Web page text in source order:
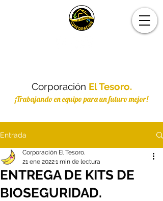
Corporación El Tesoro.
¡Trabajando en equipo para un futuro mejor!
Entrada
ENTREGA DE KITS DE
BIOSEGURIDAD.
Corporación El Tesoro.
21 ene 20221 min de lectura